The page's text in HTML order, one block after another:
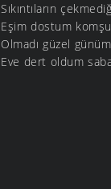
Sıkıntıların
Eşim dostum
Olmadı güzel
Eve dert oldum